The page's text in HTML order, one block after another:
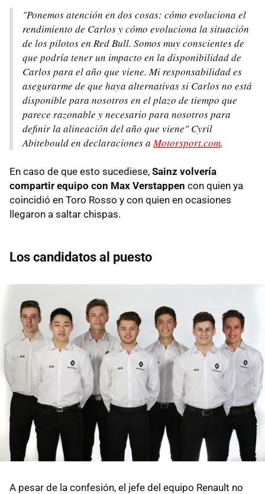
"Ponemos atención en dos cosas: cómo evoluciona el
rendimiento de Carlos y cómo evoluciona la situación
de los pilotos en Red Bull. Somos muy conscientes de
que podría tener un impacto en la disponibilidad de
Carlos para el año que viene. Mi responsabilidad es
asegurarme de que haya alternativas si Carlos no está
disponible para nosotros en el plazo de tiempo que
parece razonable y necesario para nosotros para
definir la alineación del año que viene" Cyril
Abitebould en declaraciones aMotorsport.com.
En caso de que esto sucediese, Sainz volvería
compartir equipo con Max Verstappen con quien ya
coincidió en Toro Rosso y con quien en ocasiones
llegaron a saltar chispas.
Los candidatos al puesto
A pesar de la confesión, el jefe del equipo Renault no